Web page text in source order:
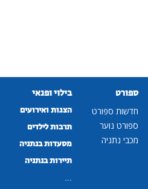
ספורט
חדשות ספורט
ספורט נוער
מכבי נתניה
בילוי ופנאי
הצגות ואירועים
תרבות לילדים
מסעדות בנתניה
תיירות בנתניה
...